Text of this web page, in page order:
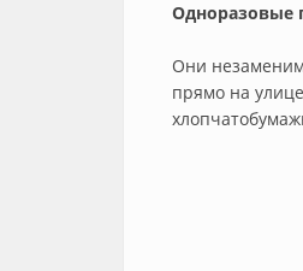
Одноразовые
Они
прямо на